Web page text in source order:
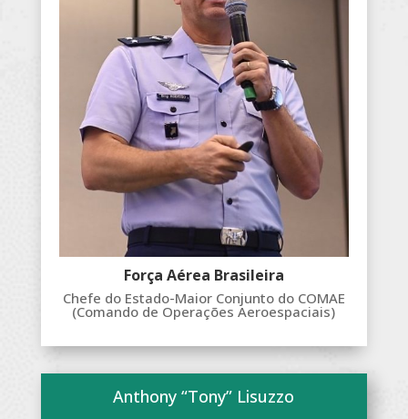
Força Aérea Brasileira
Chefe do Estado-Maior Conjunto do COMAE
(Comando de Operações Aeroespaciais)
Anthony “Tony” Lisuzzo